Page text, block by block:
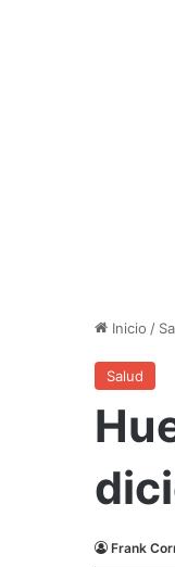
Inicio /
Salud
Frank